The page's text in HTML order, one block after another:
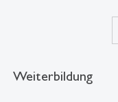
Weiterbildung